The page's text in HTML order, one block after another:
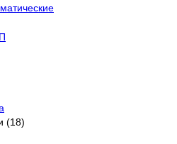
(18)